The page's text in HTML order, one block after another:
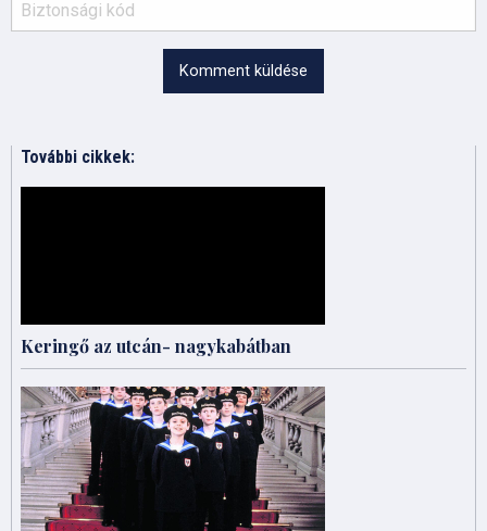
Komment küldése
További cikkek:
Keringő az utcán- nagykabátban